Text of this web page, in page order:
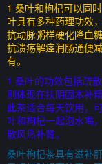
1 桑叶和枸杞可以同
叶具有多种药理功效
抗动脉粥样硬化降血
抗溃疡解痉润肠通便
有。
1 桑叶的功效包括疏
则体现在扶阴固本补
此茶适合每天饮用，
叶和枸杞一起泡水喝
散风热补肾。
桑叶枸杞茶具有滋补